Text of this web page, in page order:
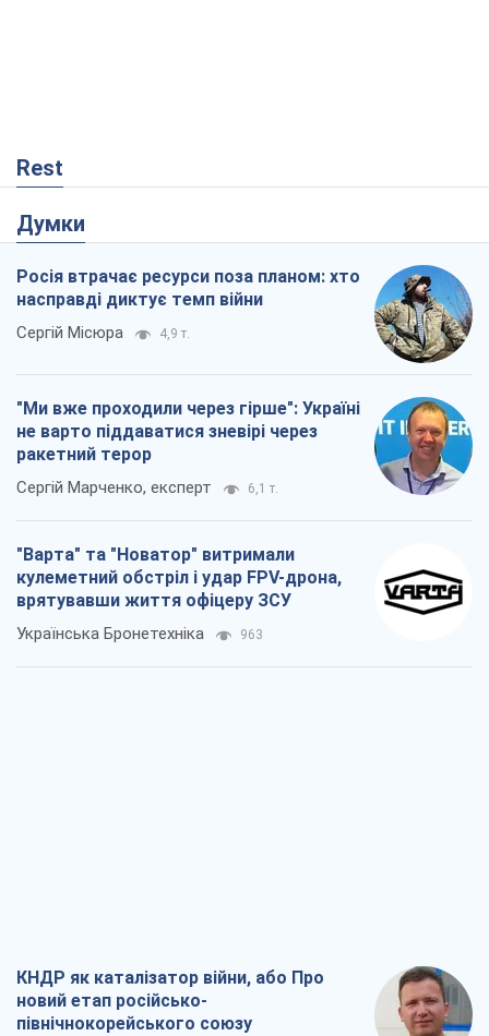
Rest
Думки
Росія втрачає ресурси поза планом: хто
насправді диктує темп війни
Сергій Місюра 4,9 т.
"Ми вже проходили через гірше": Україні
не варто піддаватися зневірі через
ракетний терор
Сергій Марченко, експерт 6,1 т.
"Варта" та "Новатор" витримали
кулеметний обстріл і удар FPV-дрона,
врятувавши життя офіцеру ЗСУ
Українська Бронетехніка 963
КНДР як каталізатор війни, або Про
новий етап російсько-
північнокорейського союзу